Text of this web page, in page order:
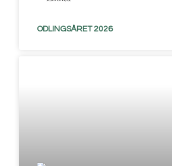
ODLINGSÅRET 2026